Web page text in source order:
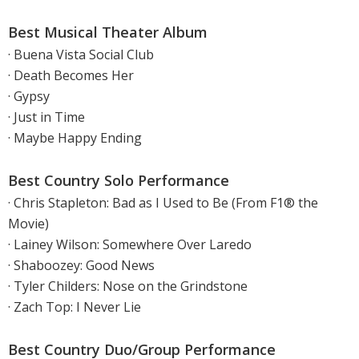
Best Musical Theater Album
· Buena Vista Social Club
· Death Becomes Her
· Gypsy
· Just in Time
· Maybe Happy Ending
Best Country Solo Performance
· Chris Stapleton: Bad as I Used to Be (From F1® the
Movie)
· Lainey Wilson: Somewhere Over Laredo
· Shaboozey: Good News
· Tyler Childers: Nose on the Grindstone
· Zach Top: I Never Lie
Best Country Duo/Group Performance